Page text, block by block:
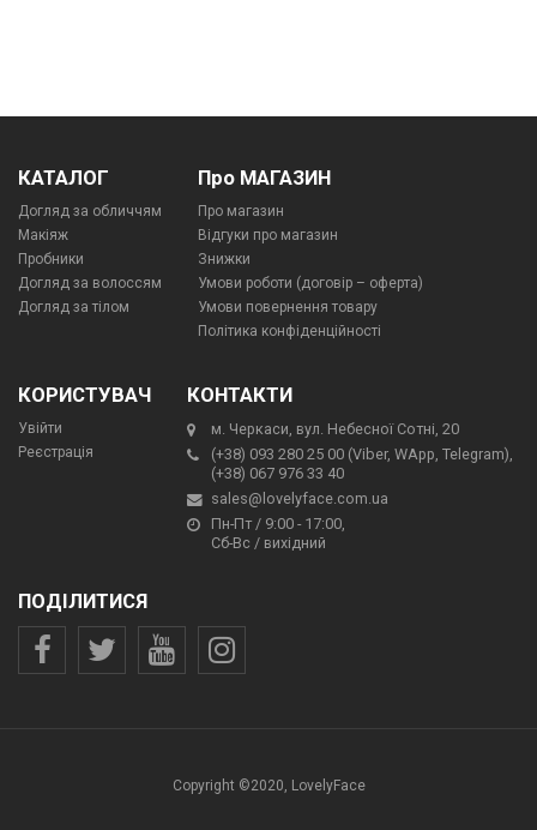
КАТАЛОГ
Догляд за обличчям
Макіяж
Пробники
Догляд за волоссям
Догляд за тілом
Про МАГАЗИН
Про магазин
Відгуки про магазин
Знижки
Умови роботи (договір – оферта)
Умови повернення товару
Політика конфіденційності
КОРИСТУВАЧ
Увійти
Реєстрація
КОНТАКТИ
м. Черкаси, вул. Небесної Сотні, 20
(+38) 093 280 25 00 (Viber, WApp, Telegram),
(+38) 067 976 33 40
sales@lovelyface.com.ua
Пн-Пт / 9:00 - 17:00,
Сб-Вс / вихідний
ПОДІЛИТИСЯ
Copyright ©2020, LovelyFace